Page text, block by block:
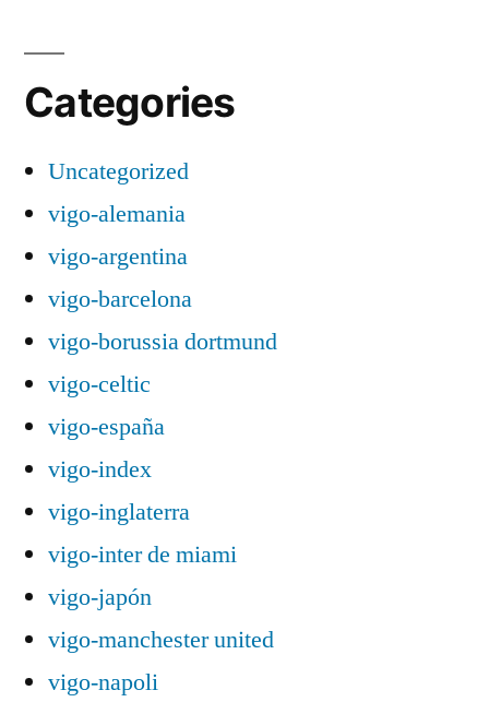
Categories
Uncategorized
vigo-alemania
vigo-argentina
vigo-barcelona
vigo-borussia dortmund
vigo-celtic
vigo-españa
vigo-index
vigo-inglaterra
vigo-inter de miami
vigo-japón
vigo-manchester united
vigo-napoli